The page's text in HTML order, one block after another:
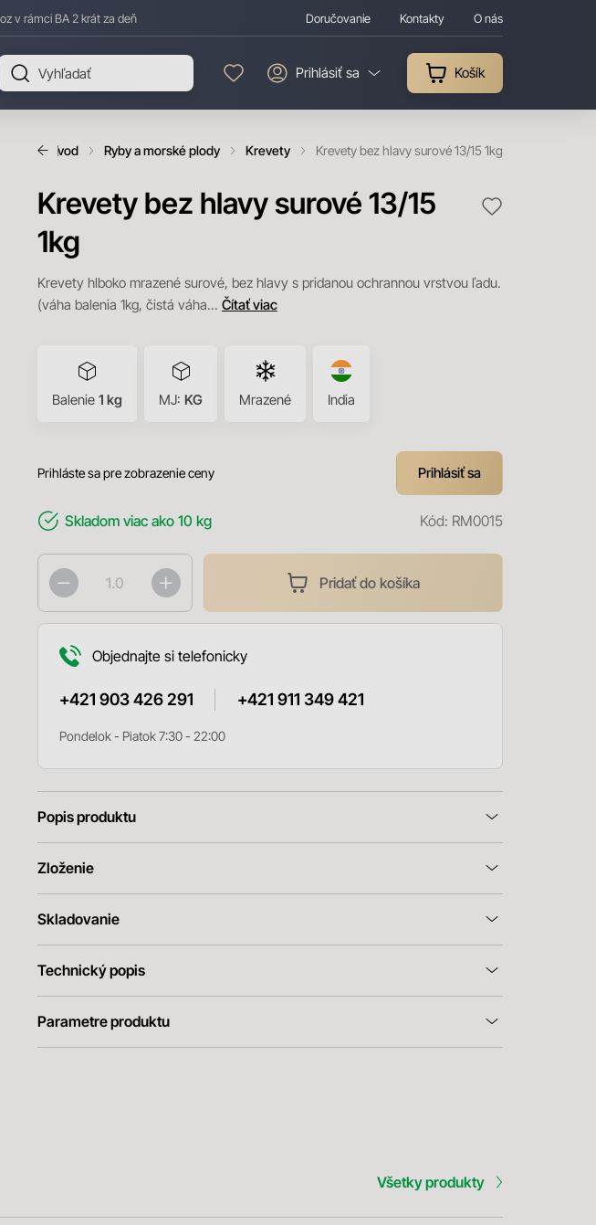
v rámci BA 2 krát za deň Doručovanie Kontakty O nás
Prihlásiť sa Košík
Úvod Ryby a morské plody Krevety Krevety bez hlavy surové 13/15 1kg
Krevety bez hlavy surové 13/15
1kg
Krevety hlboko mrazené surové, bez hlavy s pridanou ochrannou vrstvou ľadu.
(váha balenia 1kg, čistá váha... Čítať viac
Balenie 1 kg MJ: KG Mrazené India
Prihláste sa pre zobrazenie ceny Prihlásiť sa
Skladom viac ako 10 kg Kód: RM0015
Pridať do košíka
Objednajte si telefonicky
+421 903 426 291 +421 911 349 421
Pondelok - Piatok 7:30 - 22:00
Popis produktu
Zloženie
Skladovanie
Technický popis
Parametre produktu
Všetky produkty